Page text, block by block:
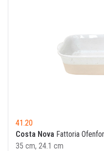
41.20
Costa Nova Fattoria
35 cm, 24.1 cm